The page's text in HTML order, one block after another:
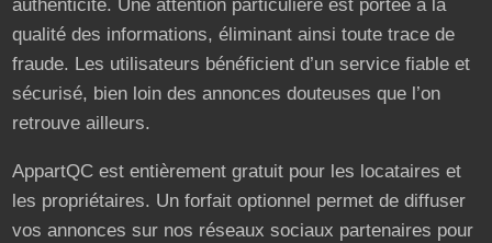
authenticité. Une attention particulière est portée à la
qualité des informations, éliminant ainsi toute trace de
fraude. Les utilisateurs bénéficient d’un service fiable et
sécurisé, bien loin des annonces douteuses que l’on
retrouve ailleurs.
AppartQC est entièrement gratuit pour les locataires et
les propriétaires. Un forfait optionnel permet de diffuser
vos annonces sur nos réseaux sociaux partenaires pour